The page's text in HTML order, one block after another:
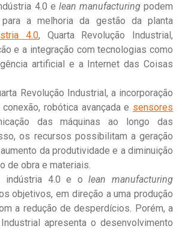
4.0 e lean manufacturingpodem
a melhoria da gestão da planta
4.0, Quarta Revolução Industrial,
e a integração com tecnologias como
artificial e a Internet das Coisas
Revolução Industrial, a incorporação
robótica avançada e sensores
das máquinas ao longo das
os recursos possibilitam a geração
da produtividade e a diminuição
de obra e materiais.
indústria 4.0 e olean manufacturing
objetivos, em direção a uma produção
a redução de desperdícios. Porém, a
apresenta o desenvolvimento